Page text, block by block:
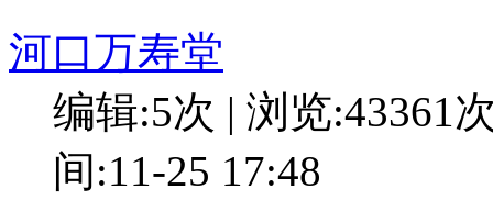
河口万寿堂
编辑:5次 | 浏览:43361
间:11-25 17:48